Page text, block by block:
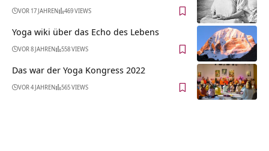
VOR 17 JAHREN 469 VIEWS
Yoga wiki über das Echo des Lebens
VOR 8 JAHREN 558 VIEWS
Das war der Yoga Kongress 2022
VOR 4 JAHREN 565 VIEWS